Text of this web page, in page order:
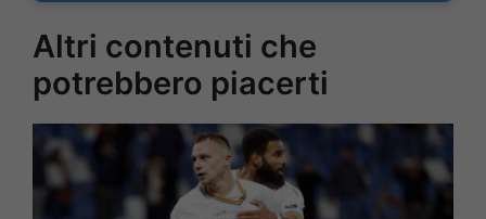
Altri contenuti che
potrebbero piacerti